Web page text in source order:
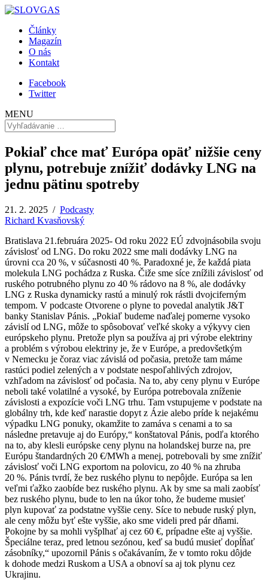
Články
Magazín
O nás
Kontakt
Facebook
Twitter
MENU
Pokiaľ chce mať Európa opäť nižšie ceny
plynu, potrebuje znížiť dodávky LNG na
jednu pätinu spotreby
21. 2. 2025 / Podcasty
Richard Kvasňovský
Bratislava 21.februára 2025- Od roku 2022 EÚ zdvojnásobila svoju
závislosť od LNG. Do roku 2022 sme mali dodávky LNG na
úrovni cca 20 %, v súčasnosti 40 %. Paradoxné je, že každá piata
molekula LNG pochádza z Ruska. Čiže sme síce znížili závislosť od
ruského potrubného plynu zo 40 % rádovo na 8 %, ale dodávky
LNG z Ruska dynamicky rastú a minulý rok rástli dvojciferným
tempom. V podcaste Otvorene o plyne to povedal analytik J&T
banky Stanislav Pánis. „Pokiaľ budeme naďalej pomerne vysoko
závislí od LNG, môže to spôsobovať veľké skoky a výkyvy cien
európskeho plynu. Pretože plyn sa používa aj pri výrobe elektriny
a problém s výrobou elektriny je, že v Európe, a predovšetkým
v Nemecku je čoraz viac závislá od počasia, pretože tam máme
rastúci podiel zelených a v podstate nespoľahlivých zdrojov,
vzhľadom na závislosť od počasia. Na to, aby ceny plynu v Európe
neboli také volatilné a vysoké, by Európa potrebovala zníženie
závislosti a expozície voči LNG trhu. Tam vstupujeme v podstate na
globálny trh, kde keď narastie dopyt z Ázie alebo príde k nejakému
výpadku LNG ponuky, okamžite to zamáva s cenami a to sa
následne pretavuje aj do Európy,“ konštatoval Pánis, podľa ktorého
na to, aby klesli európske ceny plynu na holandskej burze na, pre
Európu štandardných 20 €/MWh a menej, potrebovali by sme znížiť
závislosť voči LNG exportom na polovicu, zo 40 % na zhruba
20 %. Pánis tvrdí, že bez ruského plynu to nepôjde. Európa sa len
veľmi ťažko zaobíde bez ruského plynu. Ak by sme sa mali zaobísť
bez ruského plynu, bude to len na úkor toho, že budeme musieť
plyn kupovať za podstatne vyššie ceny. Síce to nebude ruský plyn,
ale ceny môžu byť ešte vyššie, ako sme videli pred pár dňami.
Pokojne by sa mohli vyšplhať aj cez 60 €, prípadne ešte aj vyššie.
Špeciálne teraz, pred letnou sezónou, keď sa budú musieť dopĺňať
zásobníky,“ upozornil Pánis s očakávaním, že v tomto roku dôjde
k dohode medzi Ruskom a USA a obnoví sa aj tok plynu cez
Ukrajinu.